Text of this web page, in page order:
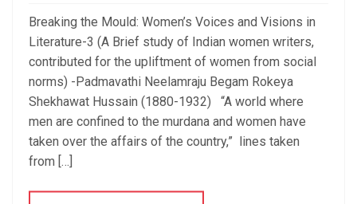
Breaking the Mould: Women’s Voices and Visions in
Literature-3 (A Brief study of Indian women writers,
contributed for the upliftment of women from social
norms) -Padmavathi Neelamraju Begam Rokeya
Shekhawat Hussain (1880-1932) “A world where
men are confined to the murdana and women have
taken over the affairs of the country,” lines taken
from […]